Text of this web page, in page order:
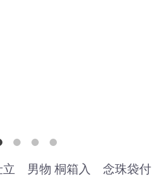
立 男物 桐箱入 念珠袋付